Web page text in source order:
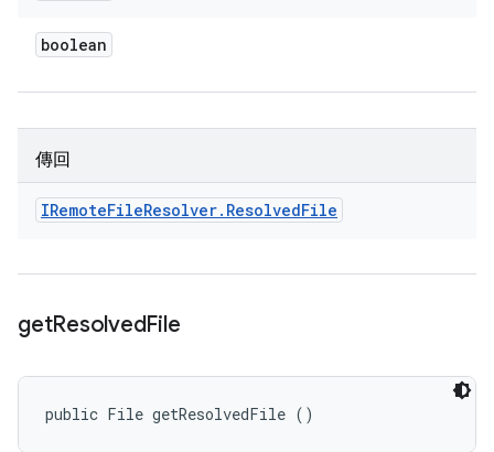
boolean
傳回
IRemoteFileResolver. ResolvedFile
getResolvedFile
public File getResolvedFile ()